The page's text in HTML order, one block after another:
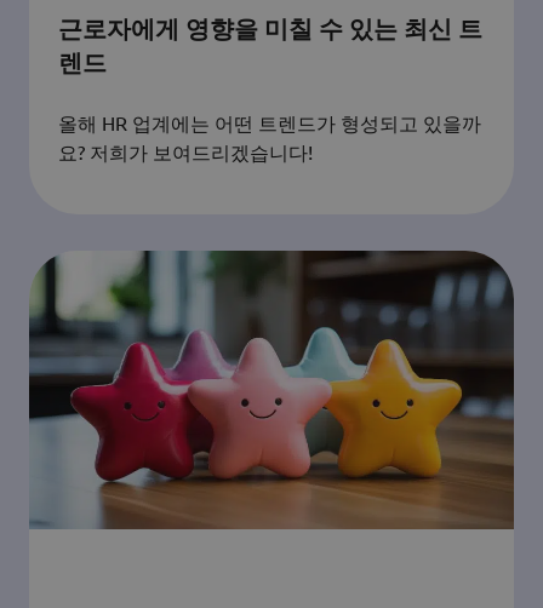
근로자에게 영향을 미칠 수 있는 최신 트
렌드
올해 HR 업계에는 어떤 트렌드가 형성되고 있을까
요? 저희가 보여드리겠습니다!